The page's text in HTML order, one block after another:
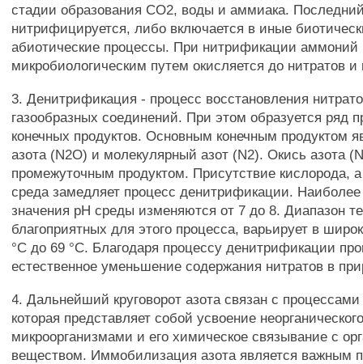
стадии образования СО2, воды и аммиака.
нитрифицируется, либо включается в иные
абиотические процессы. При нитрификации аммоний
микробиологическим путем окисляется до нитратов и
3. Денитрификация - процесс восстановления
газообразных соединений. При этом образуется ряд
конечных продуктов. Основным конечным продуктом
азота (N2O) и молекулярный азот (N2). Окись азота
промежуточным продуктом. Присутствие кислорода,
среда замедляет процесс денитрификации.
значения рН среды изменяются от 7 до 8. Диапазон
благоприятных для этого процесса, варьирует в
°С до 69 °С. Благодаря процессу денитрификации
естественное уменьшение содержания нитратов в
4. Дальнейший круговорот азота связан с
которая представляет собой усвоение
микроорганизмами и его химическое связывание с
веществом. Иммобилизация азота является важным